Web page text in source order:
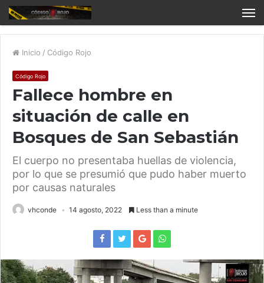
Inicio / Código Rojo
Código Rojo
Fallece hombre en
situación de calle en
Bosques de San Sebastián
El cuerpo no presentaba huellas de violencia,
por lo que se presumió que pudo haber muerto
por causas naturales
vhconde 14 agosto, 2022 Less than a minute